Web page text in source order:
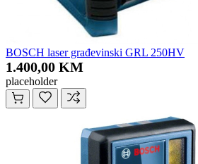
BOSCH laser građevinski GRL 250HV
1.400,00 KM
placeholder